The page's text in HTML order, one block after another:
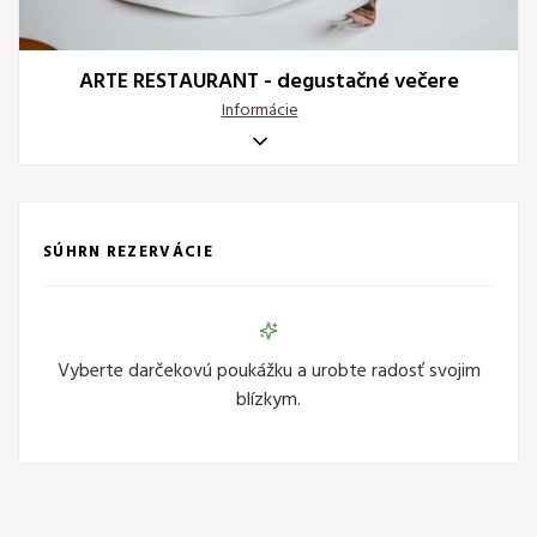
ARTE RESTAURANT - degustačné večere
Informácie
SÚHRN REZERVÁCIE
Vyberte darčekovú poukážku a urobte radosť svojim
blízkym.